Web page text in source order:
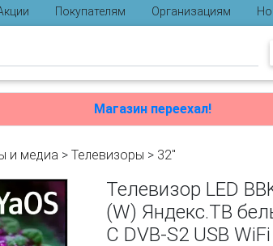
Покупателям Организациям
Магазин переехал!
и медиа > Телевизоры > 32"
Телевизор LED
(W) Яндекс.ТВ
C DVB-S2 USB